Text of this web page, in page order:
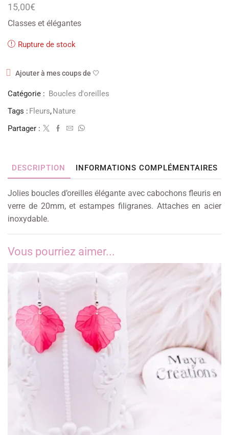
15,00€
Classes et élégantes
Rupture de stock
Ajouter à mes coups de 🤍
Catégorie : Boucles d'oreilles
Tags : Fleurs,Nature
Partager :
DESCRIPTION INFORMATIONS COMPLÉMENTAIRES
Jolies boucles d’oreilles élégante avec cabochons fleuris en
verre de 20mm, et estampes filigranes. Attaches en acier
inoxydable.
Vous pourriez aimer...